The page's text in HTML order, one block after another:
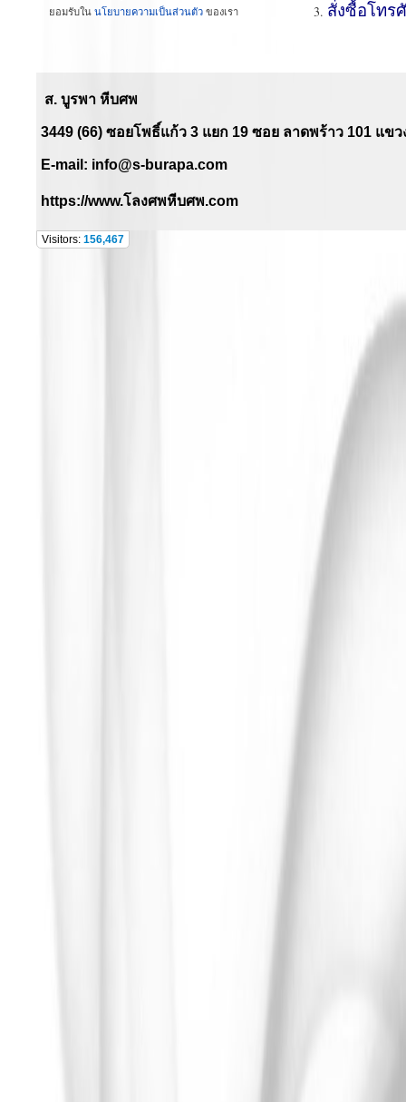
ยอมรับใน นโยบายความเป็นส่วนตัวของเรา
สั่งซื้อโทร
ส. บูรพา หีบศพ
3449 (66) ซอยโพธิ์แก้ว 3 แยก 19 ซอย ลาดพร้าว 101 แขว
E-mail: info@s-burapa.com
https://www.โลงศพหีบศพ.com
Visitors: 156,467